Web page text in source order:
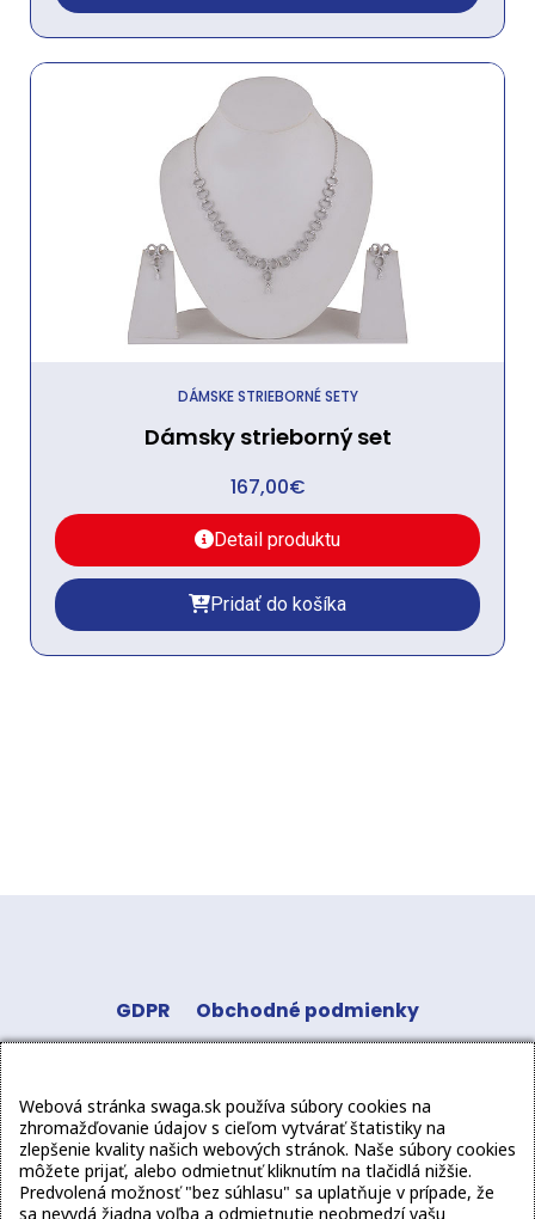
DÁMSKE STRIEBORNÉ SETY
Dámsky strieborný set
167,00€
Detail produktu
Pridať do košíka
GDPR Obchodné podmienky
Sledujte
nás:
Webová stránka swaga.sk používa súbory cookies na
zhromažďovanie údajov s cieľom vytvárať štatistiky na
zlepšenie kvality našich webových stránok. Naše súbory cookies
môžete prijať, alebo odmietnuť kliknutím na tlačidlá nižšie.
Predvolená možnosť "bez súhlasu" sa uplatňuje v prípade, že
sa nevydá žiadna voľba a odmietnutie neobmedzí vašu